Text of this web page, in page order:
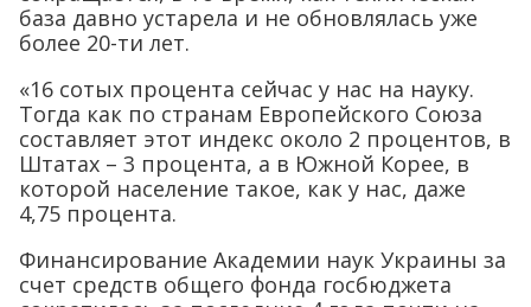
база давно устарела и не обновлялась уже
более 20-ти лет.
«16 сотых процента сейчас у нас на науку.
Тогда как по странам Европейского Союза
составляет этот индекс около 2 процентов, в
Штатах – 3 процента, а в Южной Корее, в
которой население такое, как у нас, даже
4,75 процента.
Финансирование Академии наук Украины за
счет средств общего фонда госбюджета